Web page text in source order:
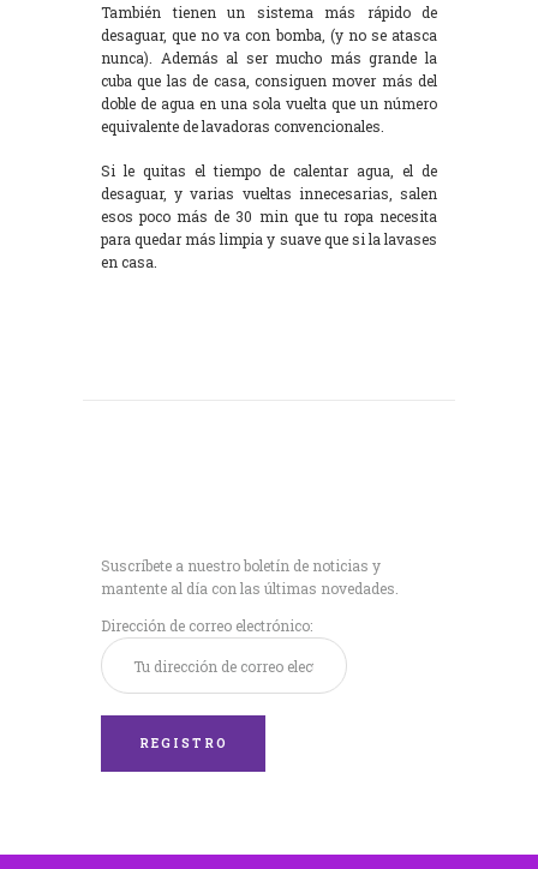
También tienen un sistema más rápido de
desaguar, que no va con bomba, (y no se atasca
nunca). Además al ser mucho más grande la
cuba que las de casa, consiguen mover más del
doble de agua en una sola vuelta que un número
equivalente de lavadoras convencionales.
Si le quitas el tiempo de calentar agua, el de
desaguar, y varias vueltas innecesarias, salen
esos poco más de 30 min que tu ropa necesita
para quedar más limpia y suave que si la lavases
en casa.
Suscríbete a nuestro boletín de noticias y
mantente al día con las últimas novedades.
Dirección de correo electrónico: